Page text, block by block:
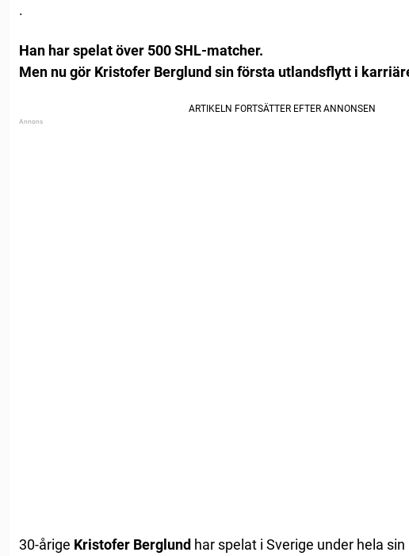
.
Han har spelat över 500 SHL-matcher.
Men nu gör Kristofer Berglund sin första utlandsflytt i
30-årige Kristofer Berglund har spelat i Sverige under hela